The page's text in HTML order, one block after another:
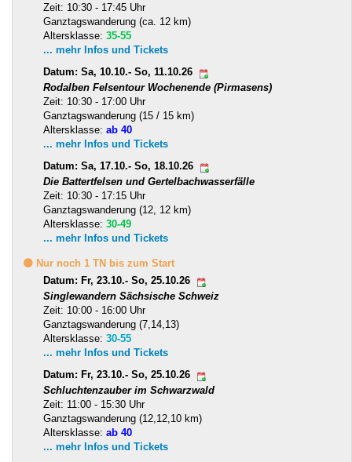
Zeit: 10:30 - 17:45 Uhr
Ganztagswanderung (ca. 12 km)
Altersklasse: 35-55
... mehr Infos und Tickets
Datum: Sa, 10.10.- So, 11.10.26
Rodalben Felsentour Wochenende (Pirmasens)
Zeit: 10:30 - 17:00 Uhr
Ganztagswanderung (15 / 15 km)
Altersklasse: ab 40
... mehr Infos und Tickets
Datum: Sa, 17.10.- So, 18.10.26
Die Battertfelsen und Gertelbachwasserfälle
Zeit: 10:30 - 17:15 Uhr
Ganztagswanderung (12, 12 km)
Altersklasse: 30-49
... mehr Infos und Tickets
🟡 Nur noch 1 TN bis zum Start
Datum: Fr, 23.10.- So, 25.10.26
Singlewandern Sächsische Schweiz
Zeit: 10:00 - 16:00 Uhr
Ganztagswanderung (7,14,13)
Altersklasse: 30-55
... mehr Infos und Tickets
Datum: Fr, 23.10.- So, 25.10.26
Schluchtenzauber im Schwarzwald
Zeit: 11:00 - 15:30 Uhr
Ganztagswanderung (12,12,10 km)
Altersklasse: ab 40
... mehr Infos und Tickets